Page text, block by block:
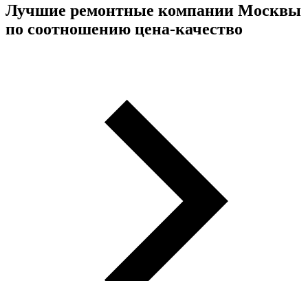
Лучшие ремонтные компании Москвы
по соотношению цена-качество